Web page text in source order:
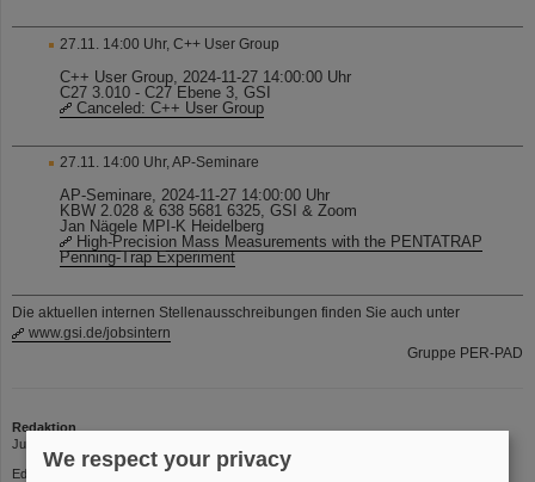
27.11. 14:00 Uhr, C++ User Group
C++ User Group, 2024-11-27 14:00:00 Uhr
C27 3.010 - C27 Ebene 3, GSI
Canceled: C++ User Group
27.11. 14:00 Uhr, AP-Seminare
AP-Seminare, 2024-11-27 14:00:00 Uhr
KBW 2.028 & 638 5681 6325, GSI & Zoom
Jan Nägele MPI-K Heidelberg
High-Precision Mass Measurements with the PENTATRAP
Penning-Trap Experiment
Die aktuellen internen Stellenausschreibungen finden Sie auch unter
www.gsi.de/jobsintern
Gruppe PER-PAD
Redaktion
Jutta Leroudier | Phone: 2634 | Email:
Editorial deadline: Thursdays 12 p.m.
We respect your privacy